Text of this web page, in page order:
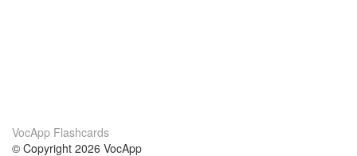
VocApp Flashcards
© Copyright 2026 VocApp